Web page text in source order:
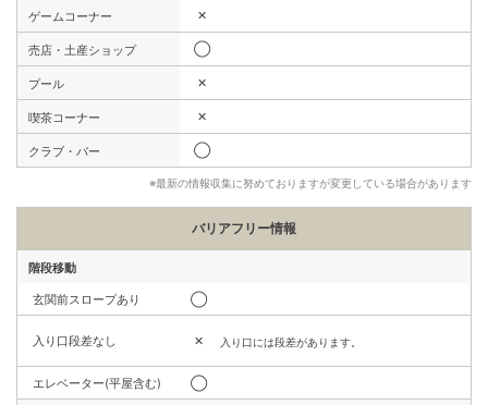
ゲームコーナー ✕
売店・土産ショップ ◯
プール ✕
喫茶コーナー ✕
クラブ・バー ◯
※最新の情報収集に努めておりますが変更している場合があります
バリアフリー情報
階段移動
玄関前スロープあり ◯
入り口段差なし ✕ 入り口には段差があります。
エレベーター(平屋含む) ◯